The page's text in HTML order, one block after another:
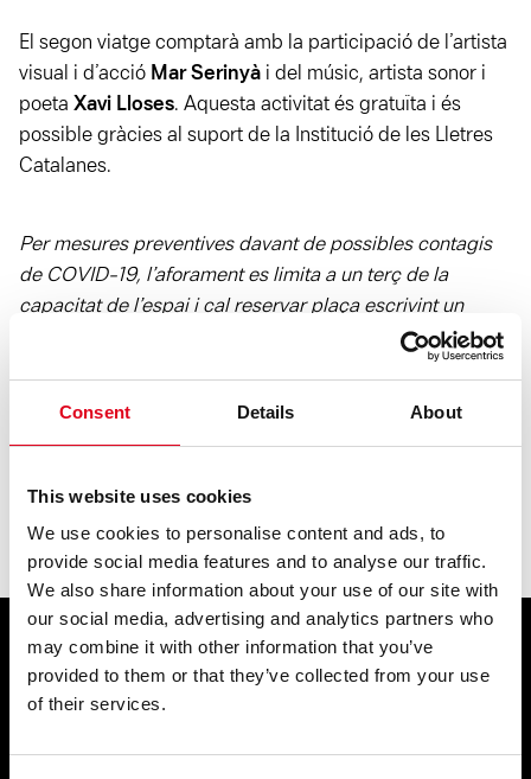
Consent Details About
This website uses cookies
We use cookies to personalise content and ads, to
provide social media features and to analyse our traffic.
We also share information about your use of our site with
our social media, advertising and analytics partners who
may combine it with other information that you’ve
provided to them or that they’ve collected from your use
of their services.
El segon viatge comptarà amb la participació de l’artista
visual i d’acció Mar Serinyà i del músic, artista sonor i
poeta Xavi Lloses. Aquesta activitat és gratuïta i és
possible gràcies al suport de la Institució de les Lletres
Catalanes.
Per mesures preventives davant de possibles contagis
de COVID-19, l’aforament es limita a un terç de la
capacitat de l’espai i cal reservar plaça escrivint un
correu electrònic mb el vostre telèfon de contacte a:
HORARIS I CONTACTE
HORARI DEL CENTRE
Dimarts, de 16 a 20 h